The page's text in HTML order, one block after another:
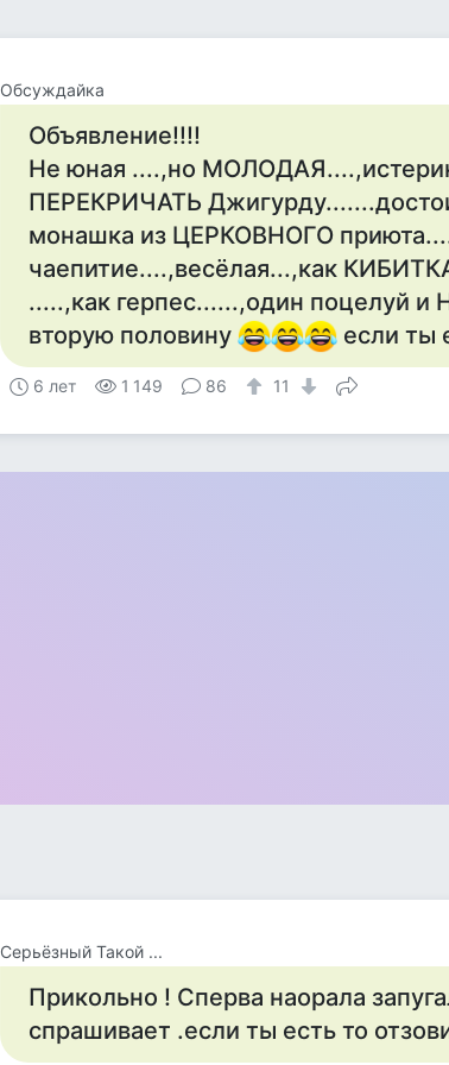
Обсуждайка
Объявление!!!!
Не юная ....,но
ПЕРЕКРИЧАТЬ
монашка из ЦЕРКОВНОГО
чаепитие....,весёлая...,как
.....,как герпес......,один поцелуй
вторую половину
если ты
6 лет 1 149 86 11
Серьёзный Такой ...
Прикольно ! Сперва наорала
спрашивает .если ты есть то